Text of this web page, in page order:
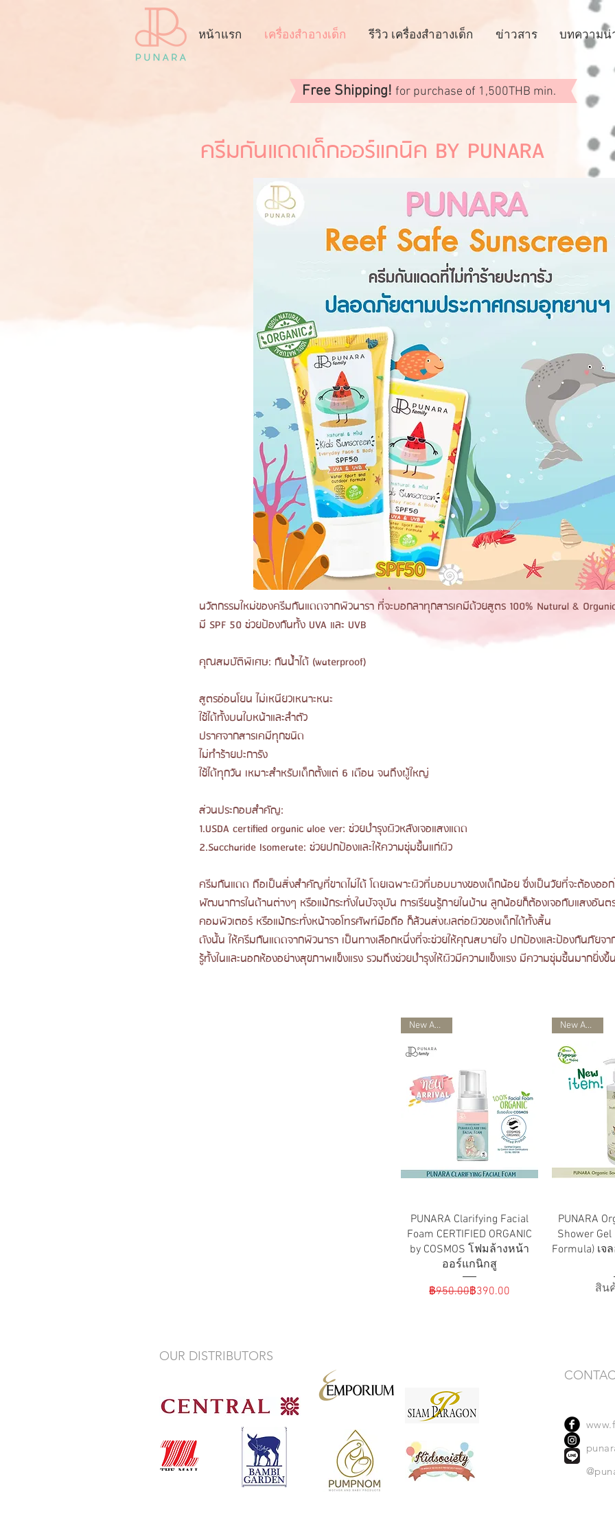
หน้าแรก เครื่องสำอางเด็ก รีวิว เครื่องสำอางเด็ก ข่าวสาร บทความน่
Free Shipping! for purchase of 1,500THB min.
ครีมกันแดดเด็กออร์แกนิค BY PUNARA
นวัตกรรมใหม่ของครีมกันแดดจากพิวนารา ที่จะบอกลาทุกสารเคมีด้วยสูตร 100% Natural &
มี SPF 50 ช่วยป้องกันทั้ง UVA และ UVB
คุณสมบัติพิเศษ: กันน้ำได้ (waterproof)
สูตรอ่อนโยน ไม่เหนียวเหนาะหนะ
ใช้ได้ทั้งบนใบหน้าและลำตัว
ปราศจากสารเคมีทุกชนิด
ไม่ทำร้ายปะการัง
ใช้ได้ทุกวัน เหมาะสำหรับเด็กตั้งแต่ 6 เดือน จนถึงผู้ใหญ่
ส่วนประกอบสำคัญ:
1.USDA certified organic aloe ver: ช่วยบำรุงผิวหลังเจอแสงแดด
2.Saccharide Isomerate: ช่วยปกป้องและให้ความชุ่มชื้นแก่ผิว
ครีมกันแดด ถือเป็นสิ่งสำคัญที่ขาดไม่ได้ โดยเฉพาะผิวที่บอบบางของเด็กน้อย ซึ่งเป็นวัยที่จะต้องออก
พัฒนาการในด้านต่างๆ หรือแม้กระทั่งในปัจจุบัน การเรียนรู้ภายในบ้าน ลูกน้อยก็ต้องเจอกับแสงอัน
คอมพิวเตอร์ หรือแม้กระทั่งหน้าจอโทรศัพท์มือถือ ก็ล้วนส่งผลต่อผิวของเด็กได้ทั้งสิ้น
ดังนั้น ให้ครีมกันแดดจากพิวนารา เป็นทางเลือกหนึ่งที่จะช่วยให้คุณสบายใจ ปกป้องและป้องกันภัยจ
รู้ทั้งในและนอกห้องอย่างสุขภาพแข็งแรง รวมถึงช่วยบำรุงให้ผิวมีความแข็งแรง มีความชุ่มชื้นมากยิ่งขึ้
ดูข้อมูลด่วน
New Arrival
PUNARA Clarifying Facial
Foam CERTIFIED ORGANIC
by COSMOS โฟมล้างหน้า
ออร์แกนิกสู
ราคาปกติ
฿950.00ราคาขายลด
฿390.00
ดูข้
New Arrival
PUNARA
Shower Gel
Formula) เ
สิน
OUR DISTRIBUTORS